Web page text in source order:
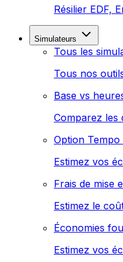
Résilier EDF,
Simulateurs
Tous les
Tous nos
Base vs
Comparez les
Option Tempo
Estimez vos
Frais de mise
Estimez le
Économies
Estimez vos